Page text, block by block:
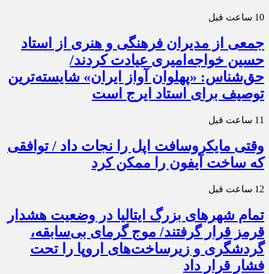
10 ساعت قبل
جمعی از مدیران فرهنگی و هنری از استاد
حسین خواجه‌امیری عیادت کردند/
حق‌شناس: «پهلوان آواز ایران» شایسته‌ترین
توصیف برای استاد ایرج است
11 ساعت قبل
وقتی مایکروسافت اپل را نجات داد / توافقی
که ساخت آیفون را ممکن کرد
12 ساعت قبل
تمام شهرهای بزرگ ایتالیا در وضعیت هشدار
قرمز قرار گرفتند/ موج گرمای بی‌سابقه،
گردشگری و زیرساخت‌های اروپا را تحت
فشار قرار داد